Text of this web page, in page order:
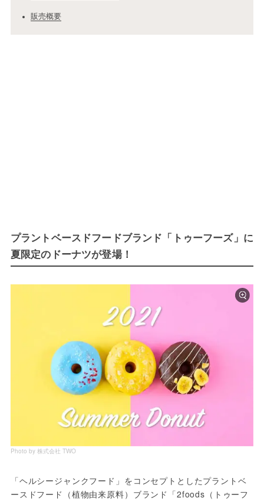
販売概要
プラントベースドフードブランド「トゥーフーズ」に
夏限定のドーナツが登場！
Photo by 株式会社 TWO
「ヘルシージャンクフード」をコンセプトとしたプラントベ
ースドフード（植物由来原料）ブランド「2foods（トゥーフ